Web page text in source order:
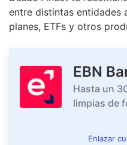
entre distintas entidades
planes, ETFs y otros
EBN
Hasta un
limpias de
Enlazar